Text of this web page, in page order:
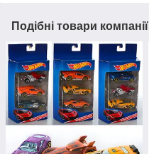
Подібні товари компанії